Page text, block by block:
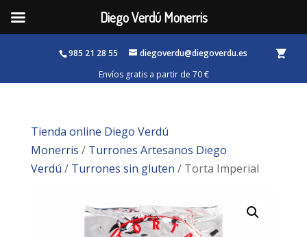
985 21 28 55 diegoverdu@diegoverdu.es
Tienda online Diego Verdú
Monerris / Turrones Artesanos Diego
Verdú / Turrones sin gluten / Torta Imperial
Diego Verdú Monerris